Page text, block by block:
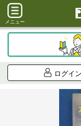
メニュー
ログイン